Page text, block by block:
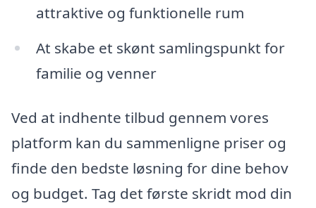
attraktive og funktionelle rum
At skabe et skønt samlingspunkt for
familie og venner
Ved at indhente tilbud gennem vores
platform kan du sammenligne priser og
finde den bedste løsning for dine behov
og budget. Tag det første skridt mod din